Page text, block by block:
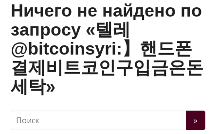
Ничего не найдено по
запросу «텔레
@bitcoinsyri:】핸드폰
결제비트코인구입금은돈
세탁»